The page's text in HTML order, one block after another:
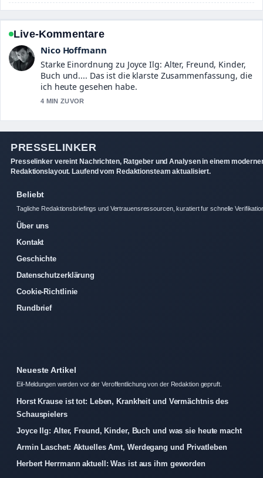
Live-Kommentare
Nico Hoffmann
Starke Einordnung zu Joyce Ilg: Alter, Freund, Kinder,
Buch und.... Das ist die klarste Zusammenfassung, die
ich heute gesehen habe.
4 MIN ZUVOR
PRESSELINKER
Presselinker vereint Nachrichten, Ratgeber und Analysen in einem
Redaktionslayout. Laufend vom Redaktionsteam aktualisiert.
Beliebt
Tagliche Redaktionsbriefings und Vertrauensressourcen, kuratiert fur schnelle
Über uns
Kontakt
Geschichte
Datenschutzerklärung
Cookie-Richtlinie
Rundbrief
Neueste Artikel
Eil-Meldungen werden vor der Veroffentlichung von der Redaktion gepruft.
Horst Krause ist tot: Leben, Krankheit und Vermächtnis des
Schauspielers
Joyce Ilg: Alter, Freund, Kinder, Buch und was sie heute macht
Armin Laschet: Aktuelles Amt, Werdegang und Privatleben
Herbert Herrmann aktuell: Was ist aus ihm geworden